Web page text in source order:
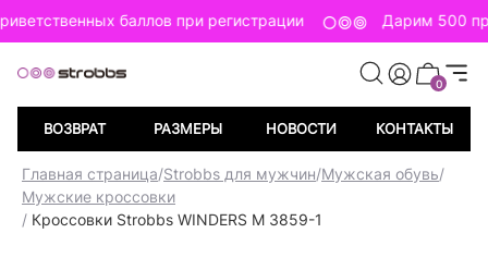
баллов при регистрации Дарим 500
0
ВОЗВРАТ РАЗМЕРЫ НОВОСТИ КОНТАКТЫ
Главная страница/Strobbs для мужчин/Мужская обувь/
Мужские кроссовки
/ Кроссовки Strobbs WINDERS M 3859-1